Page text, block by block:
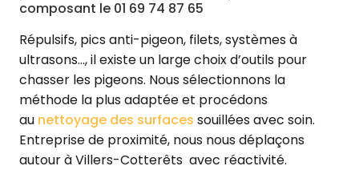
composant le 01 69 74 87 65
Répulsifs, pics anti-pigeon, filets, systèmes à
ultrasons…, il existe un large choix d’outils pour
chasser les pigeons. Nous sélectionnons la
méthode la plus adaptée et procédons
au nettoyage des surfaces souillées avec soin.
Entreprise de proximité, nous nous déplaçons
autour à Villers-Cotterêts avec réactivité.